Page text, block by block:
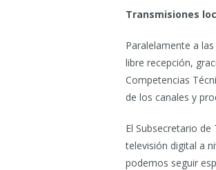
Transmisiones
Paralelamente a
libre recepción,
Competencias
de los canales y
El Subsecretario
televisión digital a
podemos seguir